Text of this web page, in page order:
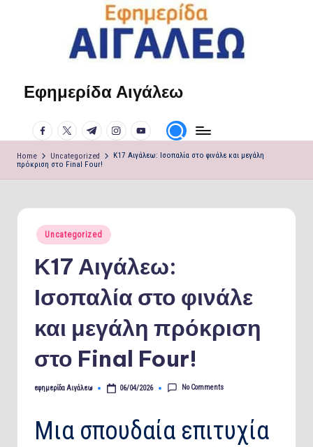
Εφημερίδα Αιγάλεω
φωνή
σου!
facebook.com
twitter.com
t.me instagram.com
youtube.com
Home Uncategorized
Κ17 Αιγάλεω: Ισοπαλία στο φινάλε και μεγάλη
πρόκριση στο Final Four!
Posted
in
Uncategorized
Κ17 Αιγάλεω:
Ισοπαλία στο φινάλε
και μεγάλη πρόκριση
στο Final Four!
Posted
εφημερίδα Αιγάλεω 06/04/2026 No Comments
Μια σπουδαία επιτυχία